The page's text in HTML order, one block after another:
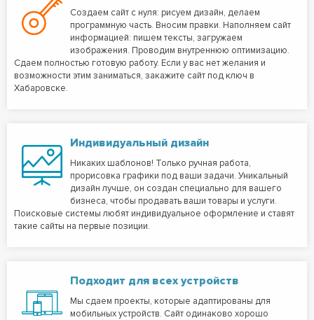
Создаем сайт с нуля: рисуем дизайн, делаем
программную часть. Вносим правки. Наполняем сайт
информацией: пишем тексты, загружаем
изображения. Проводим внутреннюю оптимизацию.
Сдаем полностью готовую работу. Если у вас нет желания и
возможности этим заниматься, закажите сайт под ключ в
Хабаровске.
Индивидуальный дизайн
Никаких шаблонов! Только ручная работа,
прорисовка графики под ваши задачи. Уникальный
дизайн лучше, он создан специально для вашего
бизнеса, чтобы продавать ваши товары и услуги.
Поисковые системы любят индивидуальное оформление и ставят
такие сайты на первые позиции.
Подходит для всех устройств
Мы сдаем проекты, которые адаптированы для
мобильных устройств. Сайт одинаково хорошо